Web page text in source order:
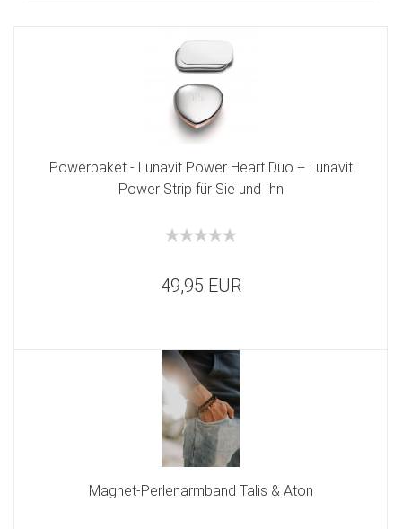
Powerpaket - Lunavit Power Heart Duo + Lunavit
Power Strip für Sie und Ihn
49,95 EUR
Magnet-Perlenarmband Talis & Aton